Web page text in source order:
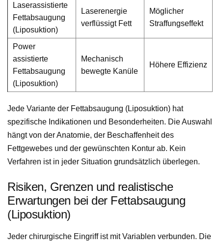
Laserassistierte
Fettabsaugung
(Liposuktion)
Laserenergie
verflüssigt Fett
Möglicher
Straffungseffekt
Power
assistierte
Fettabsaugung
(Liposuktion)
Mechanisch
bewegte Kanüle
Höhere Effizienz
Jede Variante der Fettabsaugung (Liposuktion) hat
spezifische Indikationen und Besonderheiten. Die Auswahl
hängt von der Anatomie, der Beschaffenheit des
Fettgewebes und der gewünschten Kontur ab. Kein
Verfahren ist in jeder Situation grundsätzlich überlegen.
Risiken, Grenzen und realistische
Erwartungen bei der Fettabsaugung
(Liposuktion)
Jeder chirurgische Eingriff ist mit Variablen verbunden. Die